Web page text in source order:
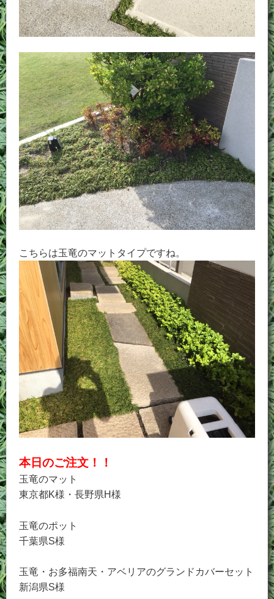
こちらは玉竜のマットタイプですね。
本日のご注文！！
玉竜のマット
東京都K様・長野県H様
玉竜のポット
千葉県S様
玉竜・お多福南天・アベリアのグランドカバーセット
新潟県S様